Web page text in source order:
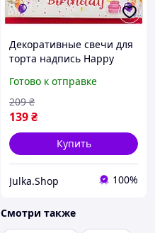
Декоративные свечи для
торта надпись Happy
праздничный аксессуар
на день рождения
Готово к отправке
139₴
209 ₴
Купить
Julka.Shop 100%
Смотри также